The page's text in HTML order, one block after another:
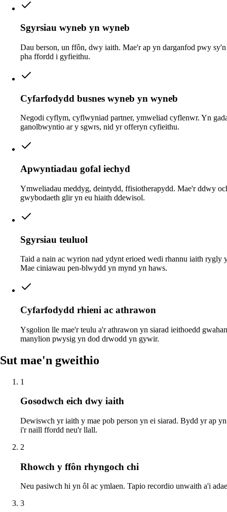
Sgyrsiau wyneb yn wyneb
Dau berson, un ffôn, dwy iaith. Mae'r ap yn darganfod pwy sy'n
pha ffordd i gyfieithu.
Cyfarfodydd busnes wyneb yn wyneb
Negodi cyflym, cyflwyniad partner, ymweliad cyflenwr. Yn
ganolbwyntio ar y sgwrs, nid yr offeryn cyfieithu.
Apwyntiadau gofal iechyd
Ymweliadau meddyg, deintydd, ffisiotherapydd. Mae'r ddwy
gwybodaeth glir yn eu hiaith ddewisol.
Sgyrsiau teuluol
Taid a nain ac wyrion nad ydynt erioed wedi rhannu iaith rygly
Mae ciniawau pen-blwydd yn mynd yn haws.
Cyfarfodydd rhieni ac athrawon
Ysgolion lle mae'r teulu a'r athrawon yn siarad ieithoedd
manylion pwysig yn dod drwodd yn gywir.
Sut mae'n gweithio
1
Gosodwch eich dwy iaith
Dewiswch yr iaith y mae pob person yn ei siarad. Bydd yr ap
i'r naill ffordd neu'r llall.
2
Rhowch y ffôn rhyngoch chi
Neu pasiwch hi yn ôl ac ymlaen. Tapio recordio unwaith a'i
3